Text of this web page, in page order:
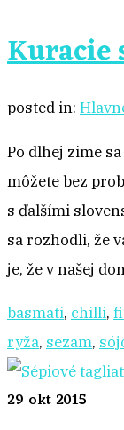
Kuracie
posted in:
Po dlhej zime
môžete bez
s ďalšími
sa rozhodli, že
je, že v našej
basmati, chilli,
ryža, sezam,
29 okt 2015